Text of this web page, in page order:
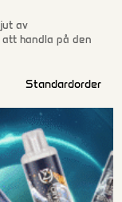
av
handla på den